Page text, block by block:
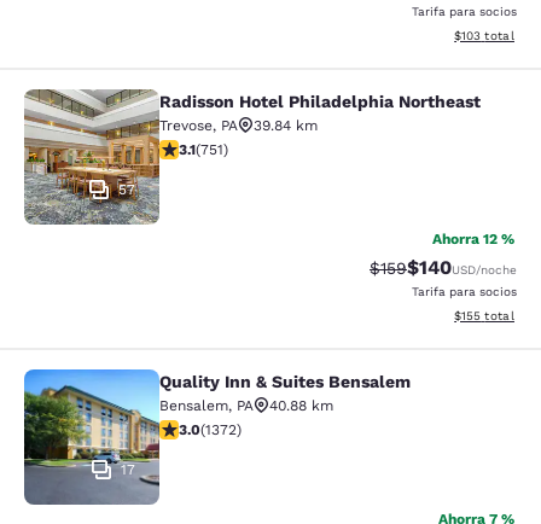
Tarifa para socios
Ver detalles
$103 total
Radisson Hotel Philadelphia
57
Radisson Hotel Philadelphia Northeast
Trevose, PA
39.84 km
calificación de 3.13 estrellas. Bueno. 751 reseñas
3.1(751)
Ahorra 12 %
Precio tachado:
$159Precio con
$140USD/noche
Tarifa para socios
Ver detalles
$155 total
Quality Inn & Suites Bensalem
17
Quality Inn & Suites Bensalem
Bensalem, PA
40.88 km
calificación de 3.03 estrellas. Feria. 1372 reseñas
3.0(1372)
Ahorra 7 %